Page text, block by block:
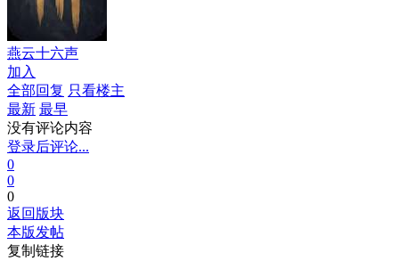
燕云十六声
加入
全部回复 只看楼主
最新 最早
没有评论内容
登录后评论...
0
0
0
返回版块
本版发帖
复制链接